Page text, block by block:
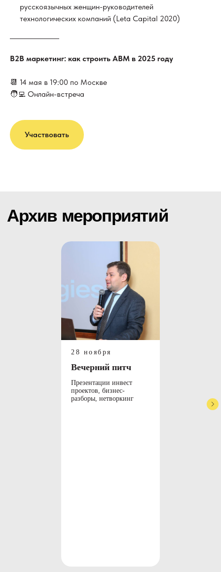
русскоязычных женщин-руководителей
технологических компаний (Leta Capital 2020)
В2В маркетинг: как строить АВМ в 2025 году
📆 14 мая в 19:00 по Москве
🧑‍💻 Онлайн-встреча
Участвовать
28 ноября
Вечерний питч
Презентации инвест
проектов, бизнес-
разборы, нетворкинг
Бизнес-Клуб InvestStream - это
сообщество предпринимателей,
которые заинтересованы в своём
развитии, масштабировании своего
бизнеса, поиске и привлечении
Более 4-х лет комьюнити;
500+ резидентов из разных ниш бизнеса,
стартапов, девелоперов, инвесторов
Минимум 20 встреч Клуба в год
в форматах онлайн и оффлайн;
Несколько десятков инвест-проектов
в стартапы, доходную недвижимость
InvestStream в цифрах: